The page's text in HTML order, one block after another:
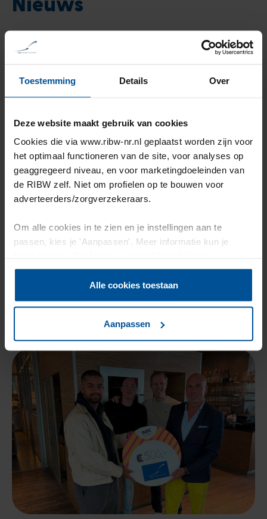
Toestemming Details Over
Deze website maakt gebruik van cookies
Cookies die via www.ribw-nr.nl geplaatst worden zijn voor
het optimaal functioneren van de site, voor analyses op
geaggregeerd niveau, en voor marketingdoeleinden van
de RIBW zelf. Niet om profielen op te bouwen voor
adverteerders/zorgverzekeraars.
Om alle cookies in te zien en je instellingen aan te
passen, kies je 'Aanpassen'. Meer informatie kun je
Alle cookies toestaan
Aanpassen
Een laagdrempelige ontmoetingsplek
voor inwoners van Wijchen
3 min